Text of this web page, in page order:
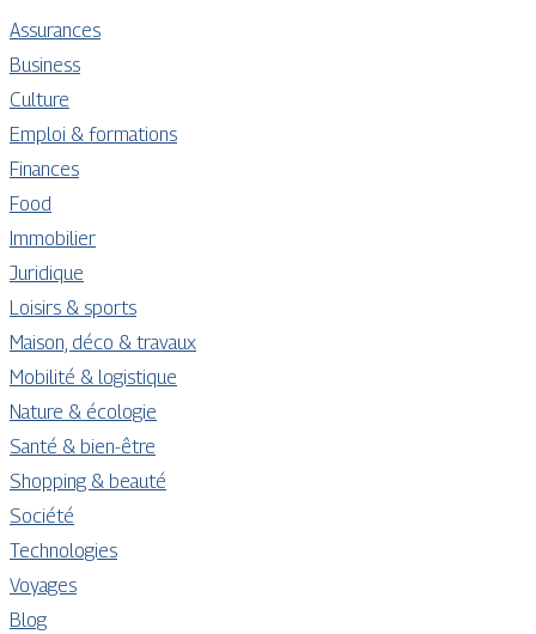
Assurances
Business
Culture
Emploi & formations
Finances
Food
Immobilier
Juridique
Loisirs & sports
Maison, déco & travaux
Mobilité & logistique
Nature & écologie
Santé & bien-être
Shopping & beauté
Société
Technologies
Voyages
Blog